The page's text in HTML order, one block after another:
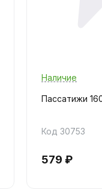
Наличие
Пассатижи
Код 30753
579 ₽